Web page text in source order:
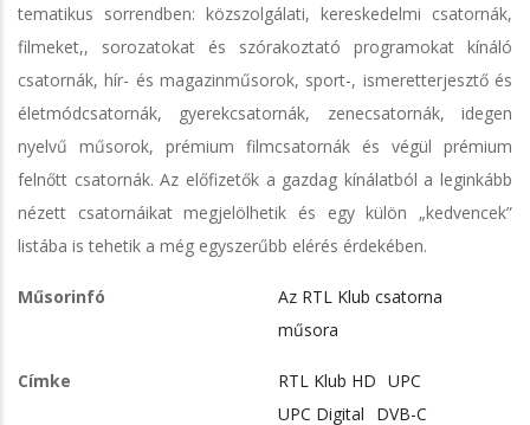
tematikus sorrendben: közszolgálati, kereskedelmi csatornák,
filmeket,, sorozatokat és szórakoztató programokat kínáló
csatornák, hír- és magazinműsorok, sport-, ismeretterjesztő és
életmódcsatornák, gyerekcsatornák, zenecsatornák, idegen
nyelvű műsorok, prémium filmcsatornák és végül prémium
felnőtt csatornák. Az előfizetők a gazdag kínálatból a leginkább
nézett csatornáikat megjelölhetik és egy külön „kedvencek”
listába is tehetik a még egyszerűbb elérés érdekében.
Műsorinfó
Az RTL Klub csatorna
műsora
Címke RTL Klub HD UPC
UPC Digital
DVB-C